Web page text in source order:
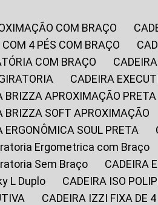
COM BRAÇO
COM 4 PÉS COM BRAÇO
COM BRAÇO
CADEIRA
BRIZZA APROXIMAÇÃO PRETA
BRIZZA SOFT APROXIMAÇÃO
ERGONÔMICA SOUL PRETA
Ergometrica com Braço
Sem Braço
CADEIRA
L Duplo
CADEIRA ISO
CADEIRA IZZI FIXA DE